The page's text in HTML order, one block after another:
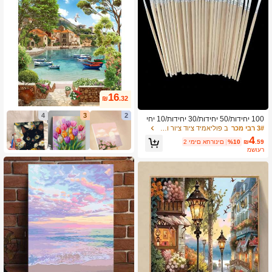
100 יחידות/50 יחידות/30 יחידות/10 יחי
דות וו עץ למברשת צבע עט ציוד אמנות
מתאים לקווי חלוקה לרמות בציור אמנות
3# רבי מכר
₪4.59
%10
2 ימים אחרונים
משוער
₪16.32
2
3
4